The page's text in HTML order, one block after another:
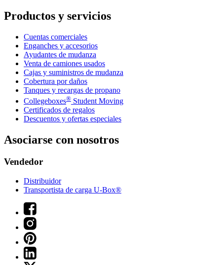
Productos y servicios
Cuentas comerciales
Enganches y accesorios
Ayudantes de mudanza
Venta de camiones usados
Cajas y suministros de mudanza
Cobertura por daños
Tanques y recargas de propano
Collegeboxes® Student Moving
Certificados de regalos
Descuentos y ofertas especiales
Asociarse con nosotros
Vendedor
Distribuidor
Transportista de carga U-Box®